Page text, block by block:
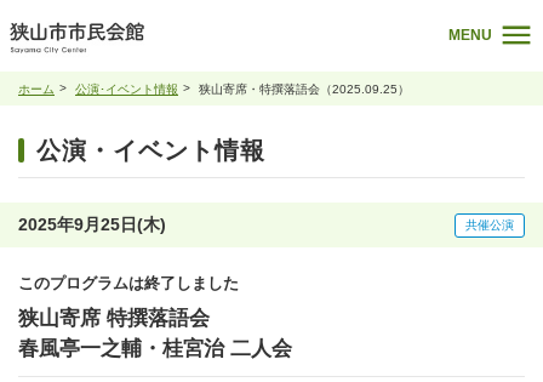
MENU
ホーム 公演･イベント情報 狭山寄席・特撰落語会（2025.09.25）
公演・イベント情報
2025年9月25日(木) 共催公演
このプログラムは終了しました
狭山寄席 特撰落語会
春風亭一之輔・桂宮治 二人会